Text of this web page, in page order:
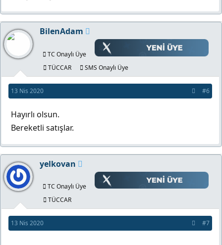
BilenAdam
TC Onaylı Üye
TÜCCAR
SMS Onaylı Üye
13 Nis 2020 #6
Hayırlı olsun.
Bereketli satışlar.
yelkovan
TC Onaylı Üye
TÜCCAR
13 Nis 2020 #7